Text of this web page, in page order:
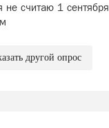
не считаю 1 сентября
другой опрос